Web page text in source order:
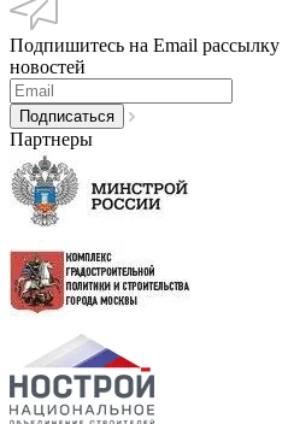
Подпишитесь на Email рассылку
новостей
Партнеры